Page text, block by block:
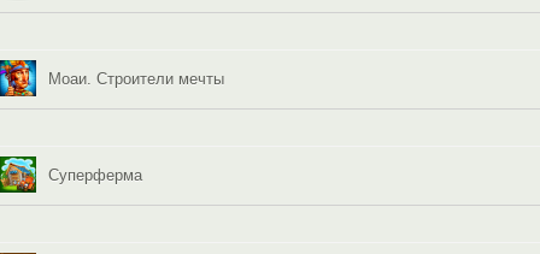
Моаи. Строители мечты
Суперферма